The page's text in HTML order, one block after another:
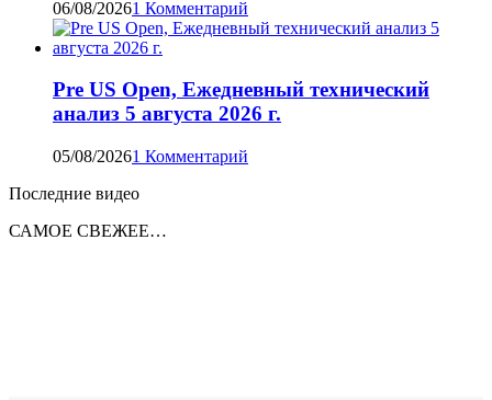
06/08/20261 Комментарий
Pre US Open, Ежедневный технический
анализ 5 августа 2026 г.
05/08/20261 Комментарий
Последние видео
САМОЕ СВЕЖЕЕ…